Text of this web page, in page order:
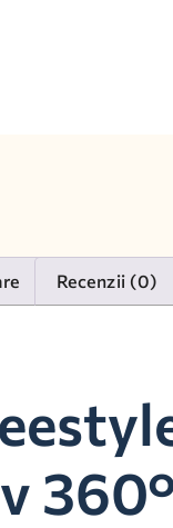
Recenzii (0)
360°